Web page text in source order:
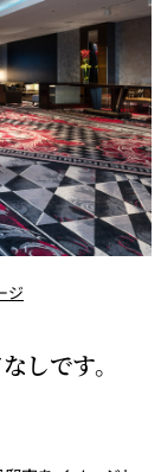
紀尾井 なだ万
岡半＜
OKAHAN＞
ジ
しです。